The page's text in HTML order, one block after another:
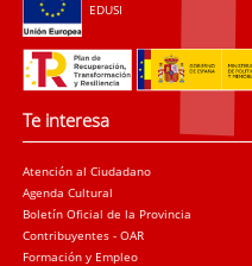
EDUSI
Te interesa
Atención al Ciudadano
Agenda Cultural
Boletín Oficial de la Provincia
Contribuyentes - OAR
Formación y Empleo